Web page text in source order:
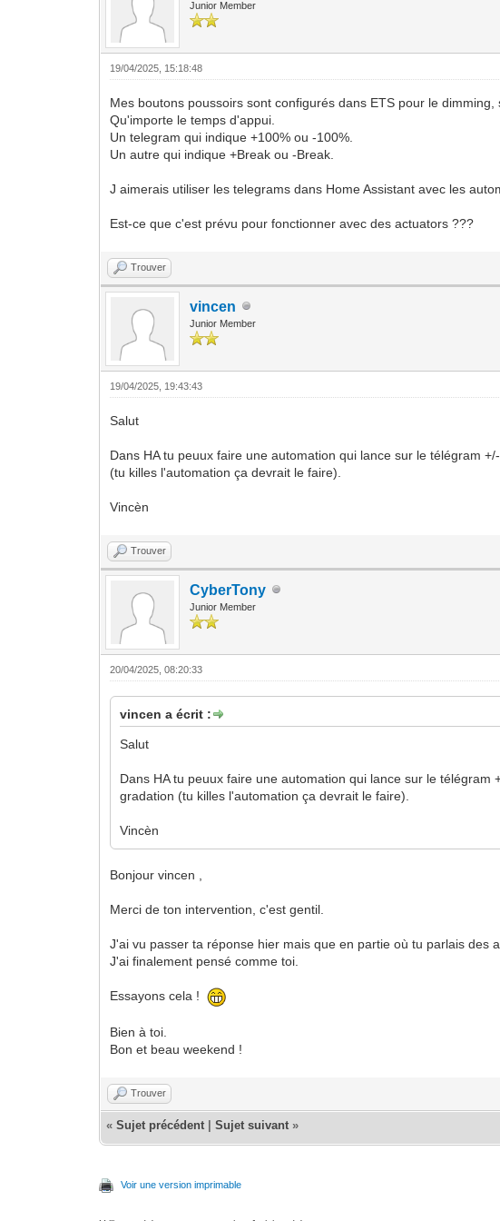
Junior Member
19/04/2025, 15:18:48
Mes boutons poussoirs sont configurés dans ETS pour le
Qu'importe le temps d'appui.
Un telegram qui indique +100% ou -100%.
Un autre qui indique +Break ou -Break.
J aimerais utiliser les telegrams dans Home Assistant avec les
Est-ce que c'est prévu pour fonctionner avec des actuators ???
Trouver
vincen
Junior Member
19/04/2025, 19:43:43
Salut
Dans HA tu peuux faire une automation qui lance sur le télégram
(tu killes l'automation ça devrait le faire).
Vincèn
Trouver
CyberTony
Junior Member
20/04/2025, 08:20:33
vincen a écrit :
Salut
Dans HA tu peuux faire une automation qui lance sur le
gradation (tu killes l'automation ça devrait le faire).
Vincèn
Bonjour vincen ,
Merci de ton intervention, c'est gentil.
J'ai vu passer ta réponse hier mais que en partie où tu parlais des
J'ai finalement pensé comme toi.
Essayons cela !
Bien à toi.
Bon et beau weekend !
Trouver
«Sujet précédent |Sujet suivant »
Voir une version imprimable